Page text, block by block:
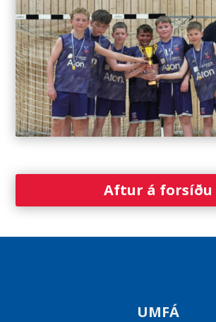
Aftur á forsíðu
UMFÁ